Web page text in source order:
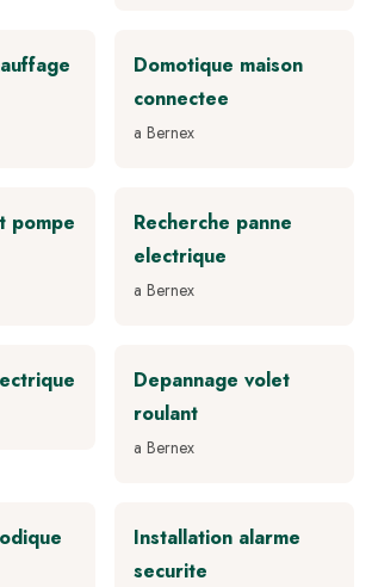
Domotique maison
connectee
a Bernex
pompe
Recherche panne
electrique
a Bernex
Depannage volet
roulant
a Bernex
Installation alarme
securite